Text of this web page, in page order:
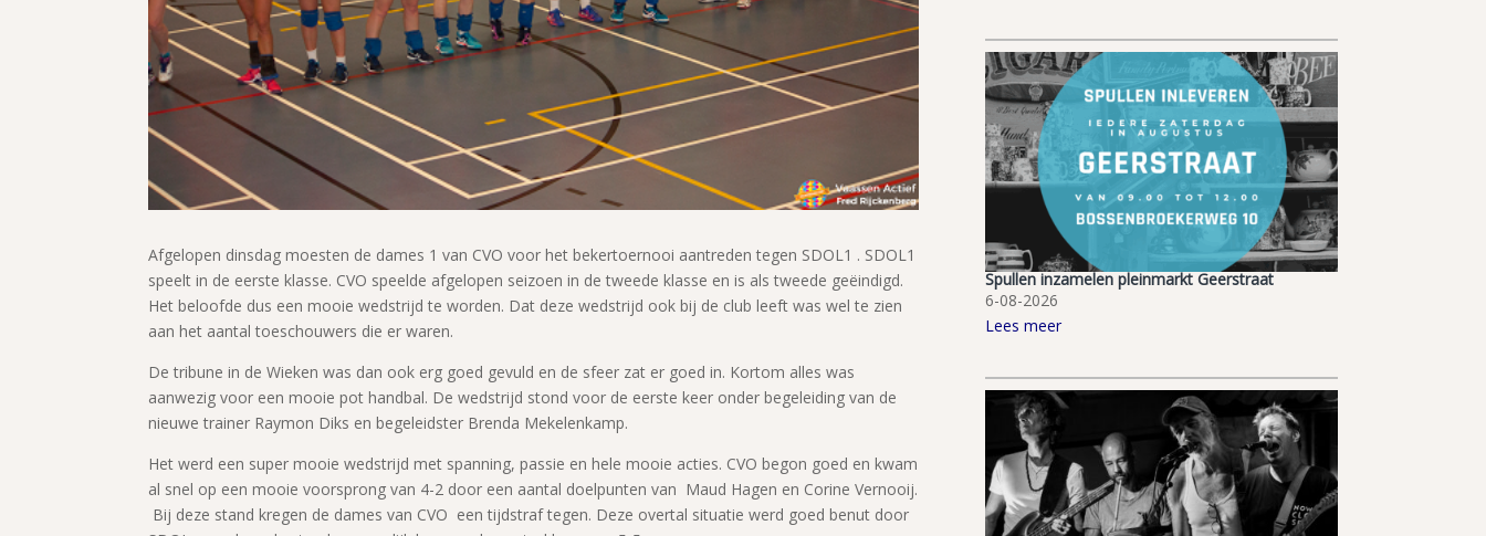
Afgelopen dinsdag moesten de dames 1 van CVO voor het bekertoernooi aantreden tegen SDOL1 . SDOL1
speelt in de eerste klasse. CVO speelde afgelopen seizoen in de tweede klasse en is als tweede geëindigd.
Het beloofde dus een mooie wedstrijd te worden. Dat deze wedstrijd ook bij de club leeft was wel te zien
aan het aantal toeschouwers die er waren.
De tribune in de Wieken was dan ook erg goed gevuld en de sfeer zat er goed in. Kortom alles was
aanwezig voor een mooie pot handbal. De wedstrijd stond voor de eerste keer onder begeleiding van de
nieuwe trainer Raymon Diks en begeleidster Brenda Mekelenkamp.
Het werd een super mooie wedstrijd met spanning, passie en hele mooie acties. CVO begon goed en kwam
al snel op een mooie voorsprong van 4-2 door een aantal doelpunten van Maud Hagen en Corine Vernooij.
Bij deze stand kregen de dames van CVO een tijdstraf tegen. Deze overtal situatie werd goed benut door
Spullen inzamelen pleinmarkt Geerstraat
6-08-2026
Lees meer